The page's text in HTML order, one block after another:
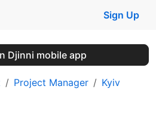
Sign Up
Djinni mobile app
Project Manager Kyiv